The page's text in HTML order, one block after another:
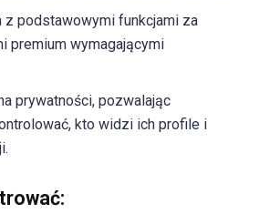
z podstawowymi funkcjami za
premium wymagającymi
prywatności, pozwalając
kto widzi ich profile i